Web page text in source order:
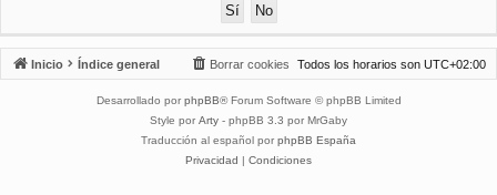
Inicio Índice general Todos los horarios son UTC+02:00
Borrar cookies
Desarrollado por phpBB® Forum Software © phpBB Limited
Style por Arty - phpBB 3.3 por MrGaby
Traducción al español por phpBB España
Privacidad | Condiciones